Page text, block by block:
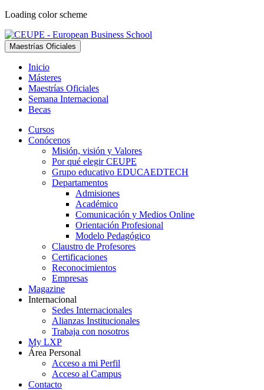
Loading color scheme
Maestrías Oficiales
Inicio
Másteres
Maestrías Oficiales
Semana Internacional
Becas
Cursos
Conócenos
Misión, visión y Valores
Por qué elegir CEUPE
Grupo educativo EDUCAEDTECH
Departamentos
Admisiones
Académico
Comunicación y Medios Online
Orientación Profesional
Modelo Pedagógico
Claustro de Profesores
Certificaciones
Reconocimientos
Empresas
Magazine
Internacional
Sedes Internacionales
Alianzas Institucionales
Trabaja con nosotros
My LXP
Área Personal
Acceso a mi Perfil
Acceso al Campus
Contacto